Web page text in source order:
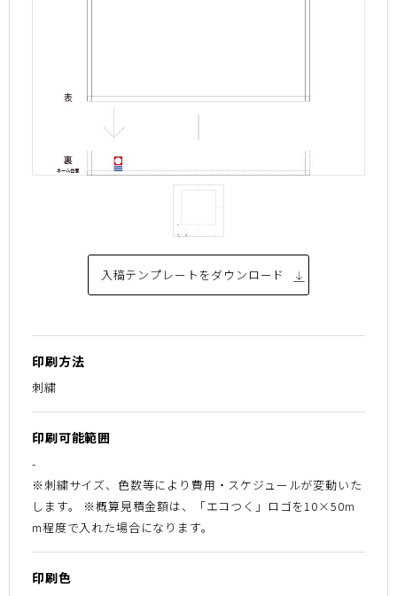
入稿テンプレートをダウンロード
印刷方法
刺繍
印刷可能範囲
-
※刺繍サイズ、色数等により費用・スケジュールが変動いた
します。 ※概算見積金額は、「エコつく」ロゴを10×50m
m程度で入れた場合になります。
印刷色